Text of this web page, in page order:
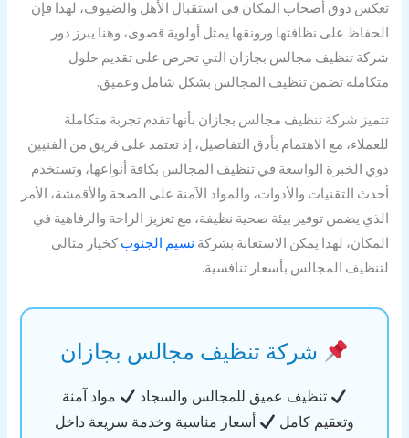
ذوق أصحاب المكان في استقبال الأهل والضيوف، لهذا فإن
على نظافتها ورونقها يمثل أولوية قصوى، وهنا يبرز دور
تنظيف مجالس بجازان التي تحرص على تقديم حلول
تضمن تنظيف المجالس بشكل شامل وعميق.
شركة تنظيف مجالس بجازان بأنها تقدم تجربة متكاملة
مع الاهتمام بأدق التفاصيل، إذ تعتمد على فريق من الفنيين
الخبرة الواسعة في تنظيف المجالس بكافة أنواعها، وتستخدم
التقنيات والأدوات، والمواد الآمنة على الصحة والأقمشة، الأمر
يضمن توفير بيئة صحية نظيفة، مع تعزيز الراحة والرفاهية في
لهذا يمكن الاستعانة بشركةنسيم الجنوبكخيار مثالي
المجالس بأسعار تنافسية.
شركة تنظيف مجالس بجازان
تنظيف عميق للمجالس والسجاد
مواد آمنة
وتعقيم كامل
أسعار مناسبة وخدمة سريعة داخل